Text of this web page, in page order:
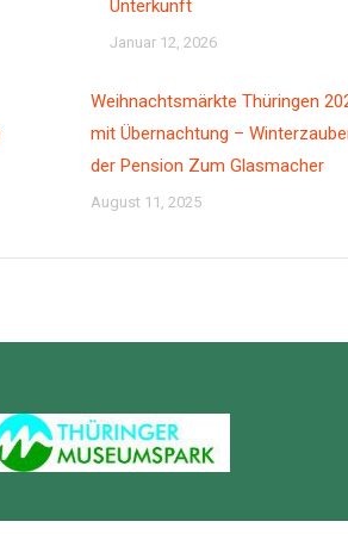
Unterkunft
Januar 12, 2026
Weihnachtsmärkte Thüringen
mit Übernachtung –
der Pension Zum Glasmacher
August 11, 2025